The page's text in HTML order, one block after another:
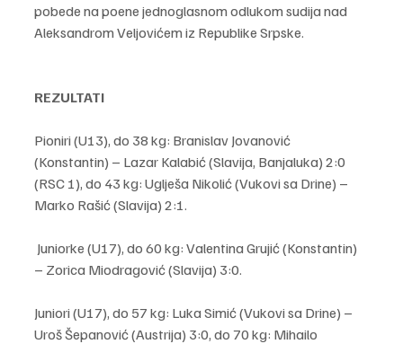
pobede na poene jednoglasnom odlukom sudija nad
Aleksandrom Veljovićem iz Republike Srpske.
REZULTATI
Pioniri (U13), do 38 kg: Branislav Jovanović
(Konstantin) – Lazar Kalabić (Slavija, Banjaluka) 2:0
(RSC 1), do 43 kg: Uglješa Nikolić (Vukovi sa Drine) –
Marko Rašić (Slavija) 2:1.
Juniorke (U17), do 60 kg: Valentina Grujić (Konstantin)
– Zorica Miodragović (Slavija) 3:0.
Juniori (U17), do 57 kg: Luka Simić (Vukovi sa Drine) –
Uroš Šepanović (Austrija) 3:0, do 70 kg: Mihailo